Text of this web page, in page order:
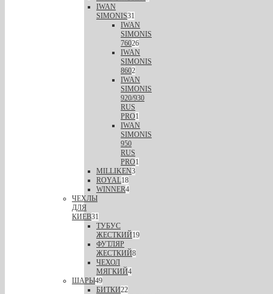
IWAN
SIMONIS31
IWAN
SIMONIS
76026
IWAN
SIMONIS
8602
IWAN
SIMONIS
920/930
RUS
PRO1
IWAN
SIMONIS
950
RUS
PRO1
MILLIKEN3
ROYAL18
WINNER4
ЧЕХЛЫ
ДЛЯ
КИЕВ31
ТУБУС
ЖЕСТКИЙ19
ФУТЛЯР
ЖЕСТКИЙ8
ЧЕХОЛ
МЯГКИЙ4
ШАРЫ49
БИТКИ22